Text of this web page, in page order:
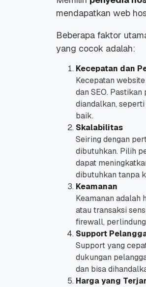
mendapatkan web
Beberapa faktor
yang cocok adalah:
Kecepatan dan
Kecepatan
dan SEO.
diandalkan,
baik.
Skalabilitas
Seiring dengan
dibutuhkan. Pilih
dapat
dibutuhkan tanpa
Keamanan
Keamanan adalah
atau transaksi
firewall,
Support
Support yang
dukungan
dan bisa
Harga yang